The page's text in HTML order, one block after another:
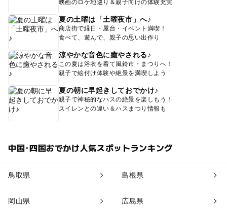
映画のロケ地巡り＆親子向けの体験充実
夏の土曜は「土曜夜市」へ♪
商店街で縁日・屋台・イベント満喫！
食べて、遊んで、親子の思い出作り
涼やかな音色に癒やされる♪
この夏は浴衣を着て風鈴市・まつりへ！
親子で絵付け体験や絶景を満喫しよう
夏の朝に早起きしておでかけ♪
親子で神秘的なハスの絶景を楽しもう！
スイレンとの違い＆ハスまつり情報も
中国･四国おでかけ人気スポットランキング
鳥取県 島根県
岡山県 広島県